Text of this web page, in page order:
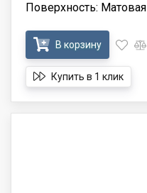
Поверхность: Матовая
В корзину
Купить в 1 клик